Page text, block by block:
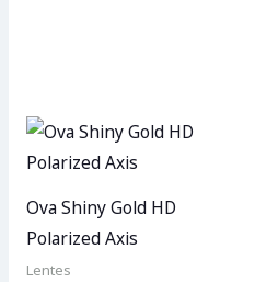
Ova Shiny Gold HD
Polarized Axis
Lentes